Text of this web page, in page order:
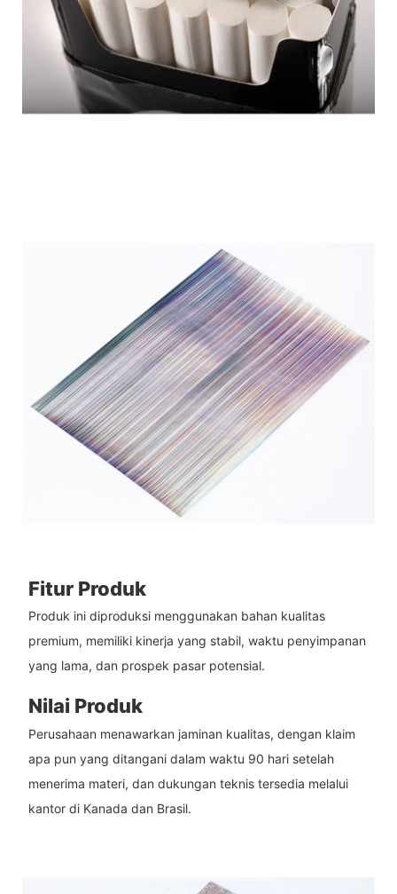
Fitur Produk
Produk ini diproduksi menggunakan bahan kualitas
premium, memiliki kinerja yang stabil, waktu penyimpanan
yang lama, dan prospek pasar potensial.
Nilai Produk
Perusahaan menawarkan jaminan kualitas, dengan klaim
apa pun yang ditangani dalam waktu 90 hari setelah
menerima materi, dan dukungan teknis tersedia melalui
kantor di Kanada dan Brasil.